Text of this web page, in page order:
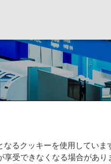
るクッキーを使用していま
享受できなくなる場合があり